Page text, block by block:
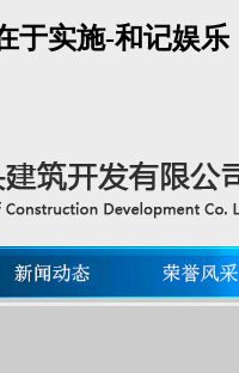
于实施-和记娱乐